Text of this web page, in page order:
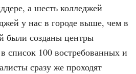
а шесть колледжей
у нас в городе выше, чем в
были созданы центры
список 100 востребованных и
сразу же проходят